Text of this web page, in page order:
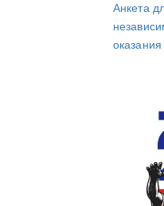
Анкета